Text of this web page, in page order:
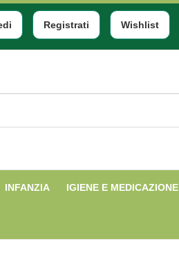
Registrati Wishlist
INFANZIA IGIENE E MEDICAZIONE